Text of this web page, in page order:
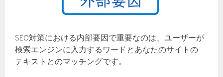
SEO対策における内部要因で重要なのは、ユーザーが
検索エンジンに入力するワードとあなたのサイトの
テキストとのマッチングです。